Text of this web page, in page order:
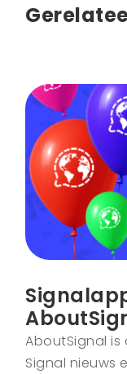
AboutSignal
Signal nieuws